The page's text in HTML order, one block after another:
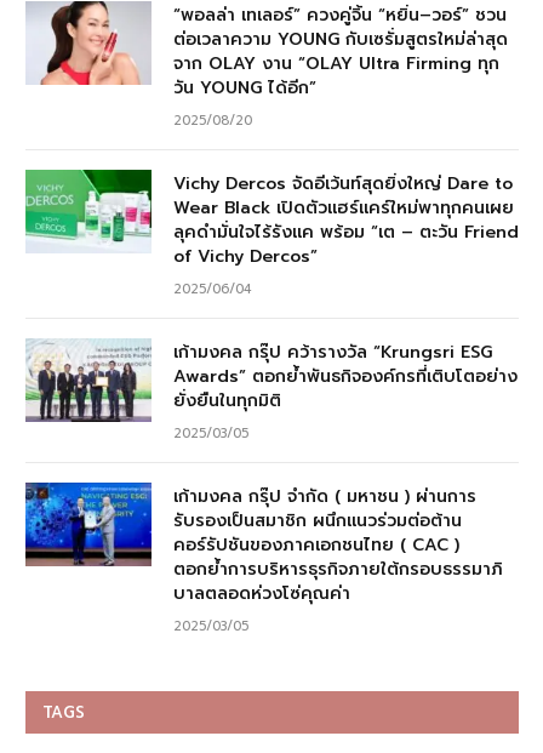
“พอลล่า เทเลอร์” ควงคู่จิ้น “หยิ่น–วอร์” ชวน
ต่อเวลาความ YOUNG กับเซรั่มสูตรใหม่ล่าสุด
จาก OLAY งาน “OLAY Ultra Firming ทุก
วัน YOUNG ได้อีก”
2025/08/20
Vichy Dercos จัดอีเว้นท์สุดยิ่งใหญ่ Dare to
Wear Black เปิดตัวแฮร์แคร์ใหม่พาทุกคนเผย
ลุคดำมั่นใจไร้รังแค พร้อม “เต – ตะวัน Friend
of Vichy Dercos”
2025/06/04
เก้ามงคล กรุ๊ป คว้ารางวัล “Krungsri ESG
Awards” ตอกย้ำพันธกิจองค์กรที่เติบโตอย่าง
ยั่งยืนในทุกมิติ
2025/03/05
เก้ามงคล กรุ๊ป จำกัด ( มหาชน ) ผ่านการ
รับรองเป็นสมาชิก ผนึกแนวร่วมต่อต้าน
คอร์รัปชันของภาคเอกชนไทย ( CAC )
ตอกย้ำการบริหารธุรกิจภายใต้กรอบธรรมาภิ
บาลตลอดห่วงโซ่คุณค่า
2025/03/05
TAGS